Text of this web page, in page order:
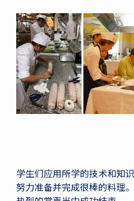
学生们应用所学的技术和知
努力准备并完成很棒的料理